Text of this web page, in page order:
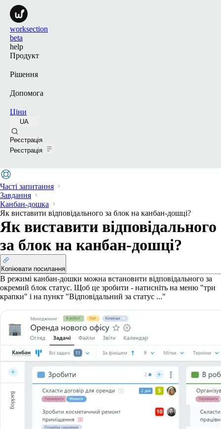
worksection
beta
help
Продукт
Рішення
Допомога
Ціни
UA
Реєстрація
Реєстрація
Часті запитання
Завдання
Канбан-дошка
Як виставити відповідального за блок на канбан-дошці?
Як виставити відповідального
за блок на канбан-дошці?
Копіювати посилання
В режимі канбан-дошки можна встановити відповідального за
окремий блок статус. Щоб це зробити - натисніть на меню "три
крапки" і на пункт "Відповідальний за статус ..."